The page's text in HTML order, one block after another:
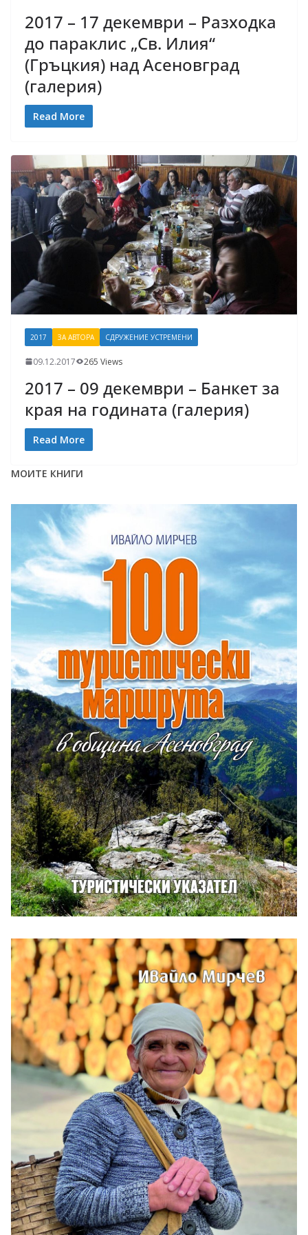
2017 – 17 декември – Разходка
до параклис „Св. Илия“
(Гръцкия) над Асеновград
(галерия)
Read More
2017 ЗА АВТОРА СДРУЖЕНИЕ УСТРЕМЕНИ
09.12.2017 265 Views
2017 – 09 декември – Банкет за
края на годината (галерия)
Read More
МОИТЕ КНИГИ